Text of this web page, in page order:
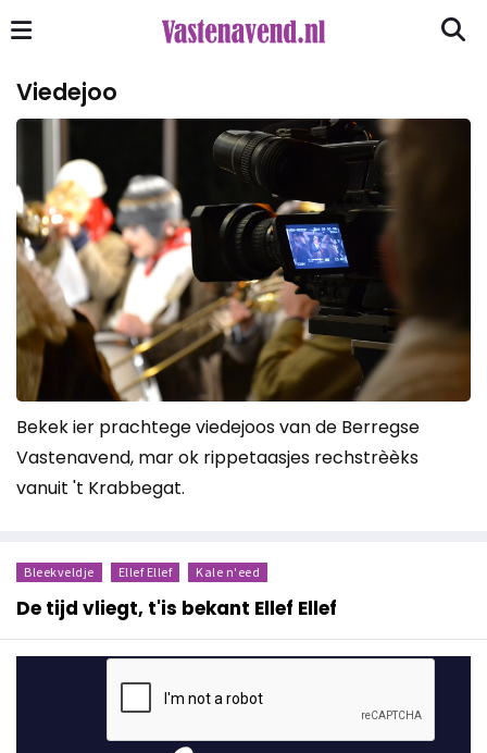
Viedejoo
Bekek ier prachtege viedejoos van de Berregse
Vastenavend, mar ok rippetaasjes rechstrèèks
vanuit 't Krabbegat.
Bleekveldje Ellef Ellef Kale n'eed
De tijd vliegt, t'is bekant Ellef Ellef